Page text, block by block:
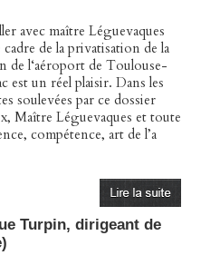
avec maître Léguevaques
cadre de la privatisation de la
de l‘aéroport de Toulouse-
est un réel plaisir. Dans les
soulevées par ce dossier
Maître Léguevaques et toute
compétence, art de l’a
Turpin, dirigeant de